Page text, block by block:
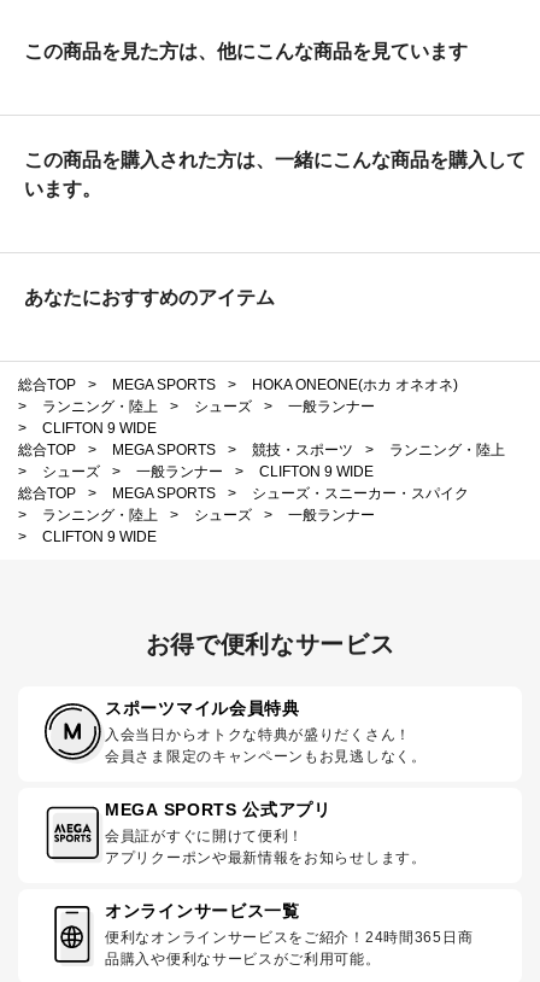
この商品を見た方は、他にこんな商品を見ています
この商品を購入された方は、一緒にこんな商品を購入して
います。
あなたにおすすめのアイテム
総合TOP > MEGA SPORTS >
HOKA ONEONE(ホカ オネオネ)
>
ランニング・陸上 > シューズ >
一般ランナー
>
CLIFTON 9 WIDE
総合TOP
> MEGA SPORTS > 競技・スポーツ >
ランニング・陸上
>
シューズ > 一般ランナー >
CLIFTON 9 WIDE
総合TOP
> MEGA SPORTS >
シューズ・スニーカー・スパイク
>
ランニング・陸上 > シューズ >
一般ランナー
>
CLIFTON 9 WIDE
お得で便利なサービス
スポーツマイル会員特典
入会当日からオトクな特典が盛りだくさん！
会員さま限定のキャンペーンもお見逃しなく。
MEGA SPORTS 公式アプリ
会員証がすぐに開けて便利！
アプリクーポンや最新情報をお知らせします。
オンラインサービス一覧
便利なオンラインサービスをご紹介！24時間365日商
品購入や便利なサービスがご利用可能。